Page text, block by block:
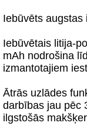
Iebūvēts
Iebūvētais litija-
mAh nodrošina
izmantotajiem
Ātrās uzlādes
darbības jau pēc
ilgstošās